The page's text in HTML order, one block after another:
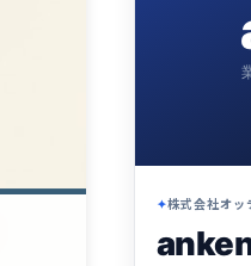
株式会社オッ